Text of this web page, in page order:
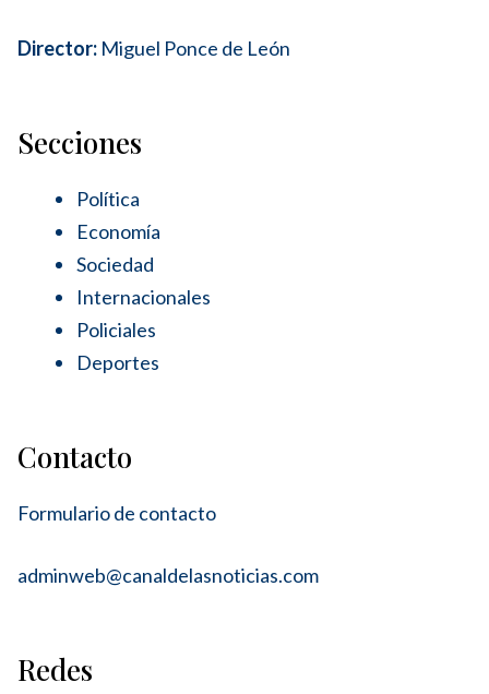
Director: Miguel Ponce de León
Secciones
Política
Economía
Sociedad
Internacionales
Policiales
Deportes
Contacto
Formulario de contacto
adminweb@canaldelasnoticias.com
Redes